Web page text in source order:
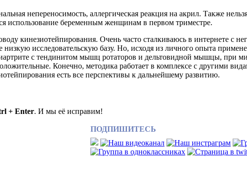
непереносимость, аллергическая реакция на акрил. Также
использование беременным женщинам в первом триместре.
кинезиотейпирования. Очень часто сталкиваюсь в интернете с
исследовательскую базу. Но, исходя из личного опыта
с тендинитом мышц ротаторов и дельтовидной мышцы, при
Конечно, методика работает в комплексе с другими
есть все перспективы к дальнейшему развитию.
+ Enter. И мы её исправим!
ПОДПИШИТЕСЬ